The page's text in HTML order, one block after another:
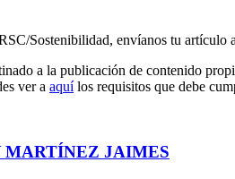
Sostenibilidad, envíanos tu
a la publicación de contenido
ver a aquílos requisitos que debe
MARTÍNEZ JAIMES